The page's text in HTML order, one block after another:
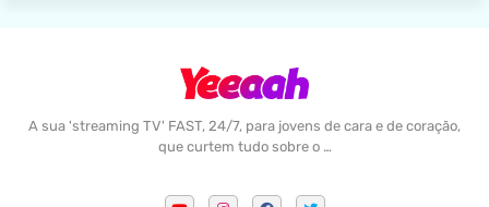
A sua 'streaming TV' FAST, 24/7, para jovens de cara e de coração,
que curtem tudo sobre o …